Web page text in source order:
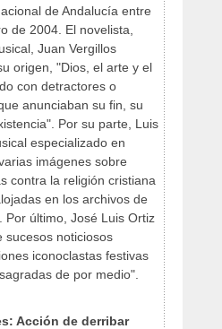
de Andalucía entre
de 2004. El novelista,
Juan Vergillos
origen, "Dios, el arte y el
con detractores o
anunciaban su fin, su
Por su parte, Luis
especializado en
imágenes sobre
contra la religión cristiana
en los archivos de
Por último, José Luis Ortiz
sucesos noticiosos
iconoclastas festivas
de por medio".
Acción de derribar